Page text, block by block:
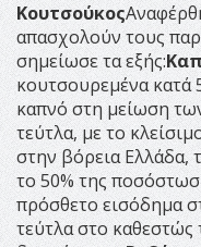
Κουτσούκος
απασχολούν τους
σημείωσε τα εξής:
κουτσουρεμένα κατά
καπνό στη μείωση
τεύτλα, με το
στην βόρεια Ελλάδα,
το 50% της
πρόσθετο εισόδημα
τεύτλα στο